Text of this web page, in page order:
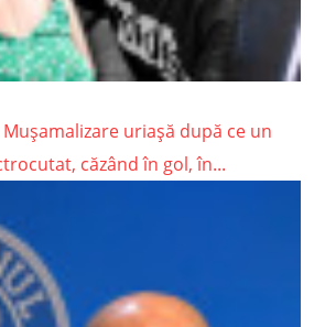
Mușamalizare uriașă după ce un
căzând în gol, în...